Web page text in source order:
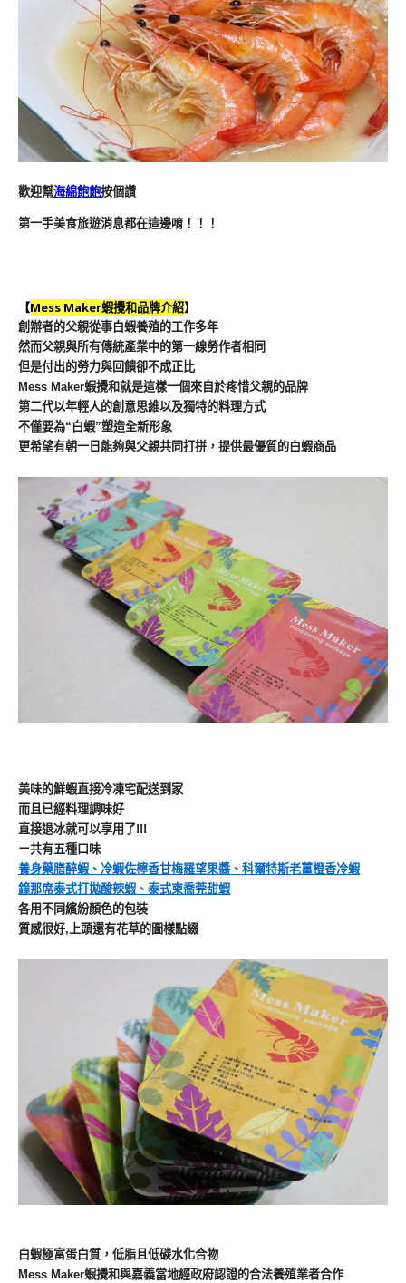
歡迎幫海綿飽飽按個讚
第一手美食旅遊消息都在這邊唷！！！
【Mess Maker蝦攪和品牌介紹】
創辦者的父親從事白蝦養殖的工作多年
然而父親與所有傳統產業中的第一線勞作者相同
但是付出的勞力與回饋卻不成正比
Mess Maker蝦攪和就是這樣一個來自於疼惜父親的品牌
第二代以年輕人的創意思維以及獨特的料理方式
不僅要為“白蝦”塑造全新形象
更希望有朝一日能夠與父親共同打拼，提供最優質的白蝦商品
美味的鮮蝦直接冷凍宅配送到家
而且已經料理調味好
直接退冰就可以享用了!!!
ㄧ共有五種口味
養身藥膳醉蝦 、 冷蝦佐檸香甘梅羅望果醬、科爾特斯老薑橙香冷蝦
鐘那席泰式打拋酸辣蝦 、 泰式柬喬莞甜蝦
各用不同繽紛顏色的包裝
質感很好,上頭還有花草的圖樣點綴
白蝦極富蛋白質，低脂且低碳水化合物
Mess Maker蝦攪和與嘉義當地經政府認證的合法養殖業者合作